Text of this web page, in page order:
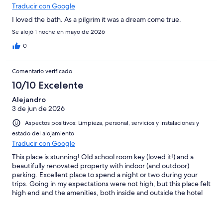
Traducir con Google
I loved the bath. As a pilgrim it was a dream come true.
Se alojó 1 noche en mayo de 2026
0
Comentario verificado
10/10 Excelente
Alejandro
3 de jun de 2026
Aspectos positivos: Limpieza, personal, servicios y instalaciones y
estado del alojamiento
Traducir con Google
This place is stunning! Old school room key (loved it!) and a
beautifully renovated property with indoor (and outdoor)
parking. Excellent place to spend a night or two during your
trips. Going in my expectations were not high, but this place felt
high end and the amenities, both inside and outside the hotel